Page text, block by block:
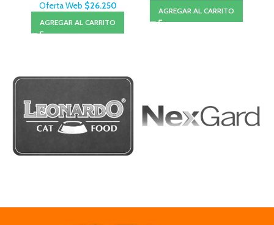
Oferta Web $26.250
AGREGAR AL CARRITO
AGREGAR AL CARRITO